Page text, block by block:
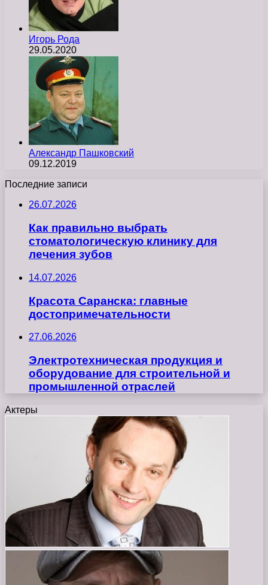
Игорь Рода
29.05.2020
Александр Пашковский
09.12.2019
Последние записи
26.07.2026
Как правильно выбрать
стоматологическую клинику для
лечения зубов
14.07.2026
Красота Саранска: главные
достопримечательности
27.06.2026
Электротехническая продукция и
оборудование для строительной и
промышленной отраслей
Актеры